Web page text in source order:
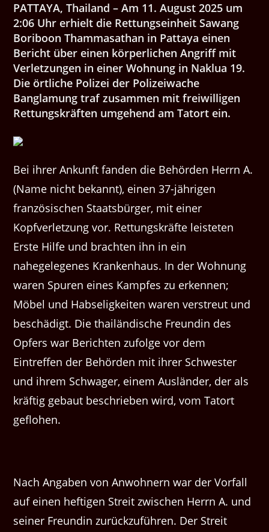
PATTAYA, Thailand – Am 11. August 2025 um
2:06 Uhr erhielt die Rettungseinheit Sawang
Boriboon Thammasathan in Pattaya einen
Bericht über einen körperlichen Angriff mit
Verletzungen in einer Wohnung in Naklua 19.
Die örtliche Polizei der Polizeiwache
Banglamung traf zusammen mit freiwilligen
Rettungskräften umgehend am Tatort ein.
Bei ihrer Ankunft fanden die Behörden Herrn A.
(Name nicht bekannt), einen 37-jährigen
französischen Staatsbürger, mit einer
Kopfverletzung vor. Rettungskräfte leisteten
Erste Hilfe und brachten ihn in ein
nahegelegenes Krankenhaus. In der Wohnung
waren Spuren eines Kampfes zu erkennen;
Möbel und Habseligkeiten waren verstreut und
beschädigt. Die thailändische Freundin des
Opfers war Berichten zufolge vor dem
Eintreffen der Behörden mit ihrer Schwester
und ihrem Schwager, einem Ausländer, der als
kräftig gebaut beschrieben wird, vom Tatort
geflohen.
Nach Angaben von Anwohnern war der Vorfall
auf einen heftigen Streit zwischen Herrn A. und
seiner Freundin zurückzuführen. Der Streit